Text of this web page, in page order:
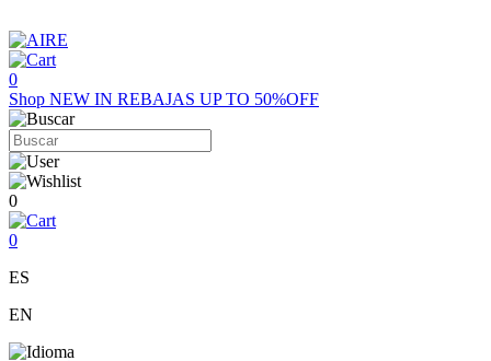
0
Shop NEW IN REBAJAS UP TO 50%OFF
0
0
ES
EN